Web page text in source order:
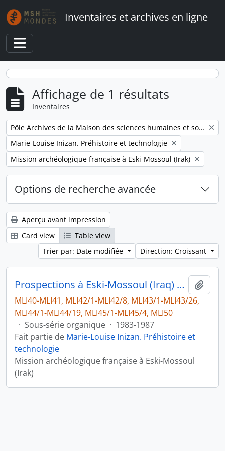
Skip to main content
Inventaires et archives en ligne
Toggle navigation
Affichage de 1 résultats
Inventaires
Remove filter:
Pôle Archives de la Maison des sciences humaines et sociales Mondes
Remove filter:
Marie-Louise Inizan. Préhistoire et technologie
Remove filter:
Mission archéologique française à Eski-Mossoul (Irak)
Options de recherche avancée
Aperçu avant impression
Card view
Table view
Trier par: Date modifiée
Direction: Croissant
Prospections à Eski-Mossoul (Iraq) et étude du matériel lithique
MLI40-MLI41, MLI42/1-MLI42/8, MLI43/1-MLI43/26,
MLI44/1-MLI44/19, MLI45/1-MLI45/4, MLI50
· Sous-série organique · 1983-1987
Fait partie de Marie-Louise Inizan. Préhistoire et
technologie
Mission archéologique française à Eski-Mossoul
(Irak)